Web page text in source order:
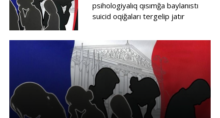
psihologiyalıq qısımğa baylanıstı
suicid oqiğaları tergelip jatır